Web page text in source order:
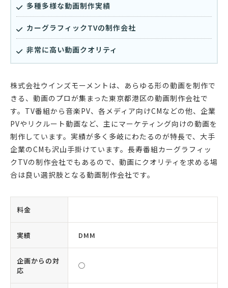
多種多様な動画制作実績
カーグラフィックTVの制作会社
非常に高い動画クオリティ
株式会社ウインズモーメントは、あらゆる形の動画を制作で
きる、動画のプロが集まった東京都港区の動画制作会社で
す。TV番組から音楽PV、各メディア向けCMなどの他、企業
PVやリクルート動画など、主にマーケティング向けの動画を
制作しています。実績が多く多岐にわたるのが特長で、大手
企業のCMも沢山手掛けています。長寿番組カーグラフィッ
クTVの制作会社でもあるので、動画にクオリティを求める場
合は良い選択肢となる動画制作会社です。
料金
実績 DMM
企画からの対
応
◯